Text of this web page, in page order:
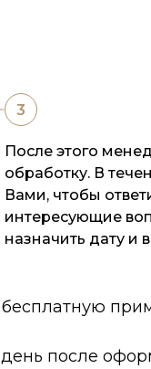
После этого
обработку. В
Вами, чтобы
интересующие
назначить дату и
после